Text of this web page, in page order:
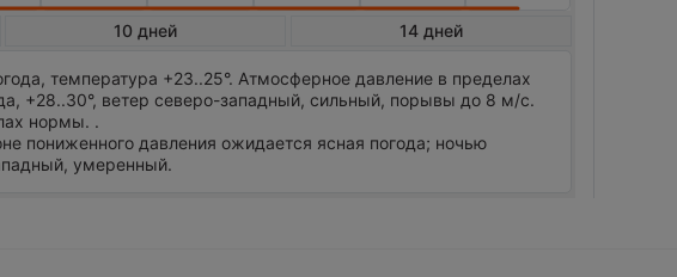
10 дней 14 дней
температура +23..25°. Атмосферное давление в пределах
+28..30°, ветер северо-западный, сильный, порывы до 8 м/с.
нормы. .
пониженного давления ожидается ясная погода; ночью
умеренный.